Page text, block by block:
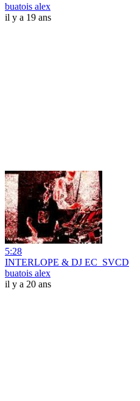
buatois alex
il y a 19 ans
5:28
INTERLOPE & DJ EC_SVCD
buatois alex
il y a 20 ans